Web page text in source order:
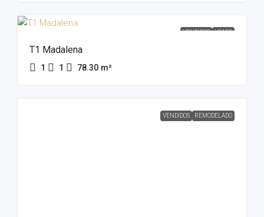
VENDIDOS USADO
T1 Madalena
1 1 78.30 m²
VENDIDOS REMODELADO